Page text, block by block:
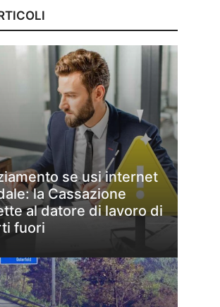
se usi internet
la Cassazione
al datore di lavoro di
fuori